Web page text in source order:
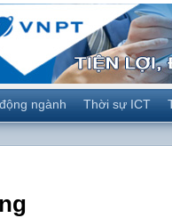
ngành Thời sự ICT